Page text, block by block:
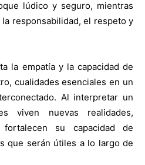
lúdico y seguro, mientras
responsabilidad, el respeto y
la empatía y la capacidad de
cualidades esenciales en un
Al interpretar un
viven nuevas realidades,
su capacidad de
que serán útiles a lo largo de